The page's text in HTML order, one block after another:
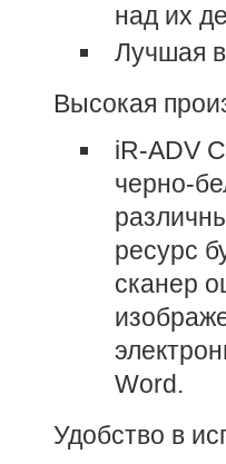
над их
Лучшая
Высокая
iR-ADV
черно-
ресурс
сканер
Word.
Удобство в